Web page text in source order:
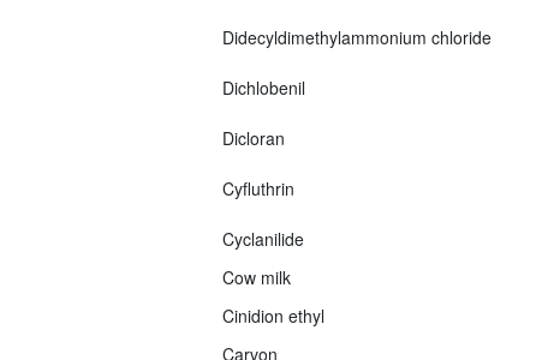
Didecyldimethylammonium chloride
Dichlobenil
Dicloran
Cyfluthrin
Cyclanilide
Cow milk
Cinidion ethyl
Carvon